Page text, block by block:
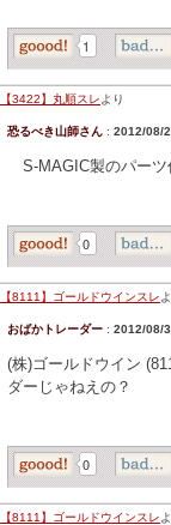
1
【3422】丸順スレ より
恐るべき山師さん : 2012/08/
S-MAGIC製のパーツ
0
【8111】ゴールドウインスレ
おばかトレーダー : 2012/08/
(株)ゴールドウイン
ダーじゃねえの？
0
【8111】ゴールドウインスレ